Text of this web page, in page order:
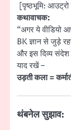
[पृष्ठभूमि:
कथावाचक:
“अगर ये वीडियो
BK ज्ञान से जुड़े
और इस दिव्य
याद रखें –
उड़ती कला =
थंबनेल सुझाव: